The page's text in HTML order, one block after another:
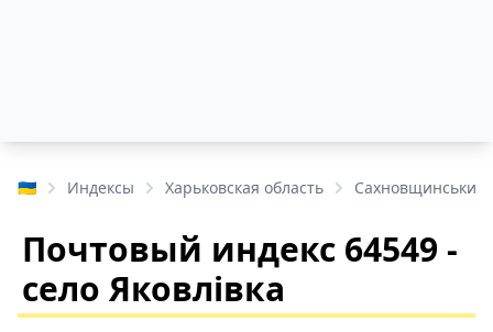
🇺🇦 Индексы Харьковская область Сахновщинський
Почтовый индекс 64549 -
село Яковлівка